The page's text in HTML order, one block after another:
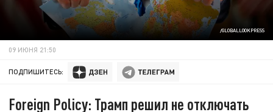
/GLOBALLOOKPRESS
09 ИЮНЯ 21:50
ПОДПИШИТЕСЬ:
Foreign Policy: Трамп решил не отключать